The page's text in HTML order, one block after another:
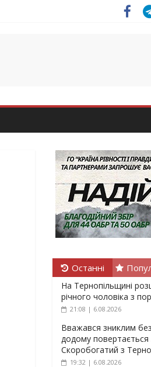
щиті»
Скоробогатий з
Останні
На Тернопільщині
річного чоловіка з
21:08 | 6.08.2026
Вважався зниклим
додому
Скоробогатий з
19:32 | 6.08.2026